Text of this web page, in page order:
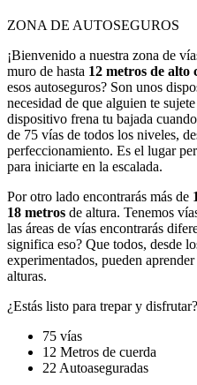
ZONA DE AUTOSEGUROS
¡Bienvenido a nuestra zona de
muro de hasta 12 metros de alto
esos autoseguros? Son unos
necesidad de que alguien te
dispositivo frena tu bajada
de 75 vías de todos los niveles,
perfeccionamiento. Es el lugar
para iniciarte en la escalada.
Por otro lado encontrarás más de
18 metros de altura. Tenemos
las áreas de vías encontrarás
significa eso? Que todos, desde
experimentados, pueden
alturas.
¿Estás listo para trepar y disfrutar?
75 vías
12 Metros de cuerda
22 Autoaseguradas